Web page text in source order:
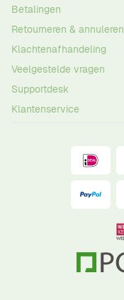
Betalingen
Retourneren & annuleren
Klachtenafhandeling
Veelgestelde vragen
Supportdesk
Klantenservice